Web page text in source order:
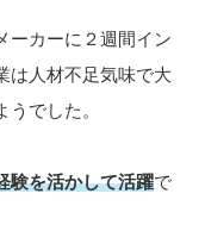
ーカーに２週間イン
は人材不足気味で大
でした。
験を活かして活躍で